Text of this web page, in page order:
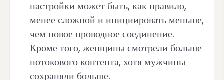
настройки может быть, как правило,
менее сложной и инициировать меньше,
чем новое проводное соединение.
Кроме того, женщины смотрели больше
потокового контента, хотя мужчины
сохраняли больше.